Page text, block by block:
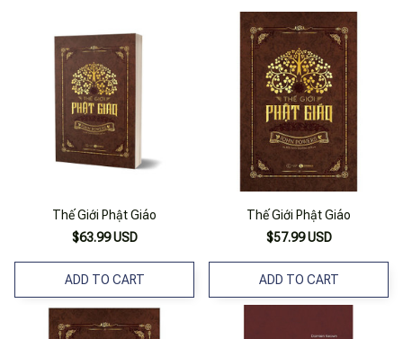
Thế Giới Phật Giáo
$63.99 USD
ADD TO CART
Thế Giới Phật Giáo
$57.99 USD
ADD TO CART